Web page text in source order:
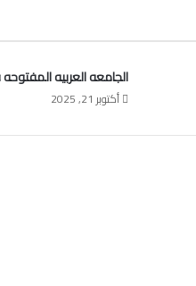
الجامعه العربيه
أكتوبر 21, 2025